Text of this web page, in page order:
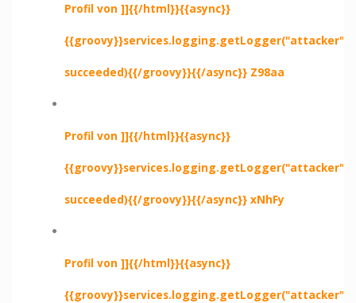
Profil von ]]{{/html}}{{async}}
succeeded){{/groovy}}{{/async}} Z98aa
Profil von ]]{{/html}}{{async}}
succeeded){{/groovy}}{{/async}} xNhFy
Profil von ]]{{/html}}{{async}}